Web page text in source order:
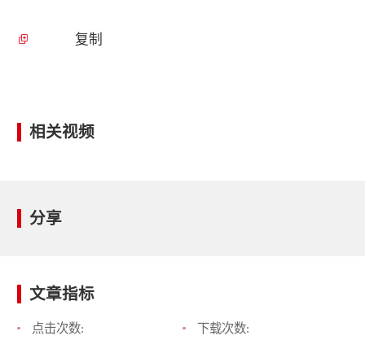
复制
相关视频
分享
文章指标
点击次数:
下载次数: